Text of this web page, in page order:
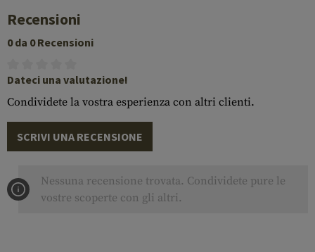
Recensioni
0 da 0 Recensioni
Dateci una valutazione!
Condividete la vostra esperienza con altri clienti.
SCRIVI UNA RECENSIONE
Nessuna recensione trovata. Condividete pure le
vostre scoperte con gli altri.